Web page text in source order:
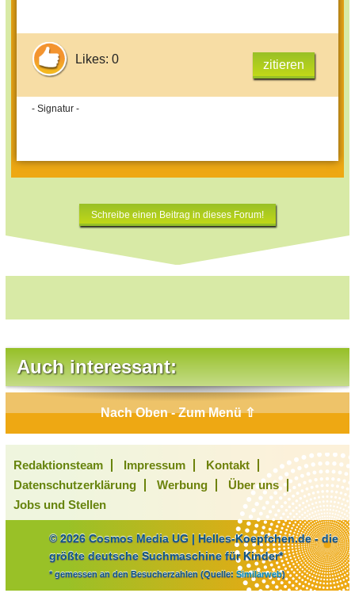
Likes: 0 zitieren
- Signatur -
Schreibe einen Beitrag in dieses Forum!
Auch interessant:
Nach Oben - Zum Menü ⇧
Redaktionsteam Impressum
Kontakt
Datenschutzerklärung
Werbung
Über uns
Jobs und Stellen
© 2026 Cosmos Media UG | Helles-Koepfchen.de - die
größte deutsche Suchmaschine für Kinder*
* gemessen an den Besucherzahlen (Quelle: Similarweb)